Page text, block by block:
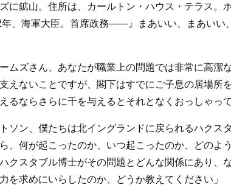
に鉱山。住所は、カールトン・ハウス・テラス。
、海軍大臣。首席政務――』まあいい、まあいい
ムズさん、あなたが職業上の問題では非常に高潔
えないことですが、閣下はすでにご子息の居場所
ならさらに千を与えるとそれとなくおっしゃって
ソン、僕たちは北イングランドに戻られるハクス
、何が起こったのか、いつ起こったのか、どのよ
クスタブル博士がその問題とどんな関係にあり
求めにいらしたのか、どうか教えてください」